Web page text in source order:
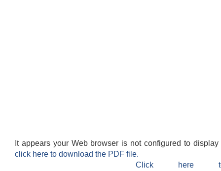
It appears your Web browser is not configured to
click here to download the PDF file.
Click here